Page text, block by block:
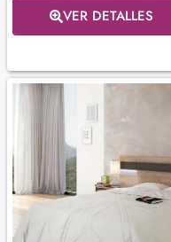
VER DETALLES